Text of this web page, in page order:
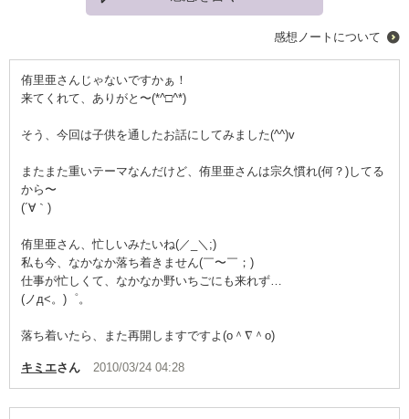
純粋で儚げで、一生懸命な子供達の願いに、優しい光が降り注ぎ
感想ノートについて
侑里亜さんじゃないですかぁ！
来てくれて、ありがと〜(*^□^*)
そう、今回は子供を通したお話にしてみました(^^)v
またまた重いテーマなんだけど、侑里亜さんは宗久慣れ(何？)してる
から〜
(´∀｀)
侑里亜さん、忙しいみたいね(／_＼;)
私も今、なかなか落ち着きません(￣〜￣；)
仕事が忙しくて、なかなか野いちごにも来れず…
(ノд<。)゜。
落ち着いたら、また再開しますですよ(о＾∇＾о)
キミエさん 2010/03/24 04:28